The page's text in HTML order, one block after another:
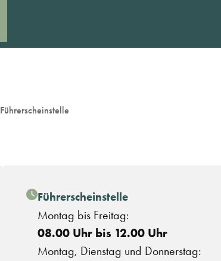
Führerscheinstelle
Führerscheinstelle
Montag bis Freitag:
08.00 Uhr bis 12.00 Uhr
Montag, Dienstag und Donnerstag: